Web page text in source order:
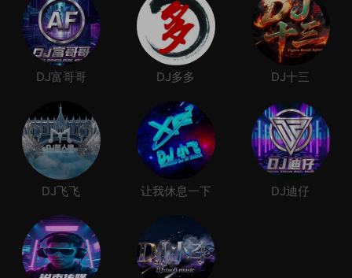
DJ富哥哥 DJ多多 DJ十三
DJ飞飞 让我休息一下 DJ迪仔